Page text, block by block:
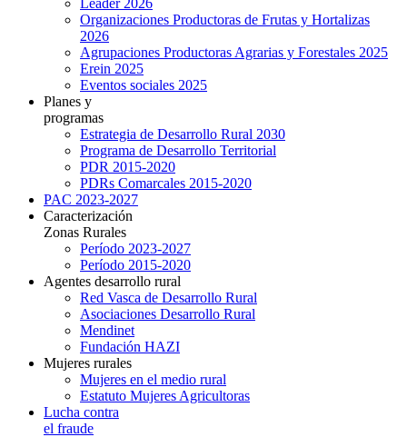
Organizaciones Productoras de Frutas y Hortalizas
2026
Agrupaciones Productoras Agrarias y Forestales 2025
Erein 2025
Eventos sociales 2025
Planes y
programas
Estrategia de Desarrollo Rural 2030
Programa de Desarrollo Territorial
PDR 2015-2020
PDRs Comarcales 2015-2020
PAC 2023-2027
Caracterización
Zonas Rurales
Período 2023-2027
Período 2015-2020
Agentes desarrollo rural
Red Vasca de Desarrollo Rural
Asociaciones Desarrollo Rural
Mendinet
Fundación HAZI
Mujeres rurales
Mujeres en el medio rural
Estatuto Mujeres Agricultoras
Lucha contra
el fraude